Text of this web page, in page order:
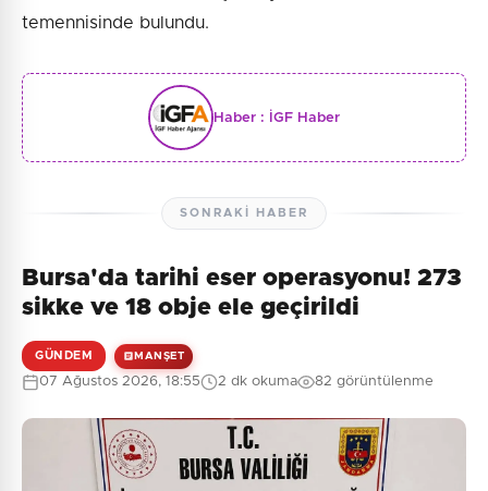
temennisinde bulundu.
Haber : İGF Haber
SONRAKI HABER
Bursa'da tarihi eser operasyonu! 273
sikke ve 18 obje ele geçirildi
GÜNDEM MANŞET
07 Ağustos 2026, 18:55 2 dk okuma 82 görüntülenme